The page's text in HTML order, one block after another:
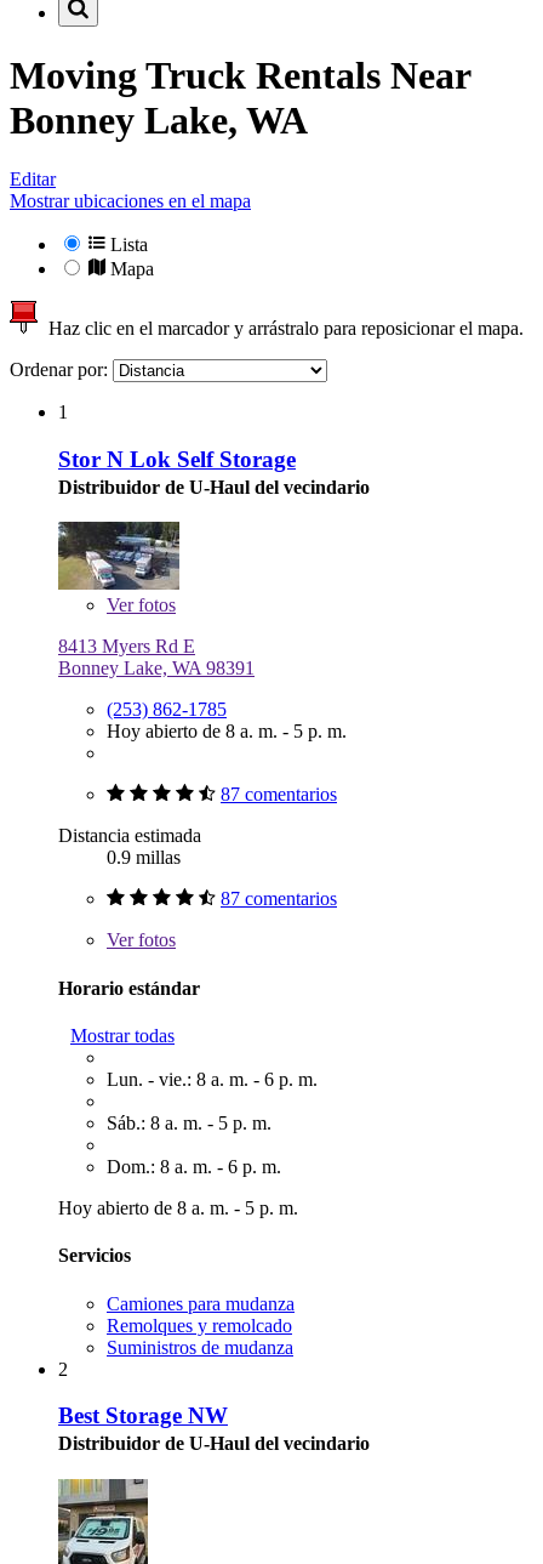
Moving Truck Rentals Near
Bonney Lake, WA
Editar
Mostrar ubicaciones en el mapa
Lista
Mapa
Haz clic en el marcador y arrástralo para reposicionar el mapa.
Ordenar por:
1
Stor N Lok Self Storage
Distribuidor de U-Haul del vecindario
Verfotos
8413 Myers Rd E
Bonney Lake, WA 98391
(253) 862-1785
Hoy abierto de 8 a. m. - 5 p. m.
87 comentarios
Distancia estimada
0.9 millas
87 comentarios
Verfotos
Horario estándar
Mostrar todas
Lun. - vie.: 8 a. m. - 6 p. m.
Sáb.: 8 a. m. - 5 p. m.
Dom.: 8 a. m. - 6 p. m.
Hoy abierto de 8 a. m. - 5 p. m.
Servicios
Camiones para mudanza
Remolques y remolcado
Suministros de mudanza
2
Best Storage NW
Distribuidor de U-Haul del vecindario